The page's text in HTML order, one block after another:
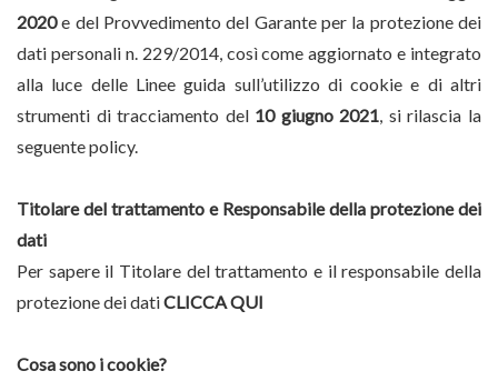
2020e del Provvedimento del Garante per la protezione dei
dati personali n. 229/2014, così come aggiornato e integrato
alla luce delle Linee guida sull’utilizzo di cookie e di altri
strumenti di tracciamento del 10 giugno 2021, si rilascia la
seguente policy.
Titolare del trattamento e Responsabile della protezione dei
dati
Per sapere il Titolare del trattamento e il responsabile della
protezione dei datiCLICCA QUI
Cosa sono i cookie?